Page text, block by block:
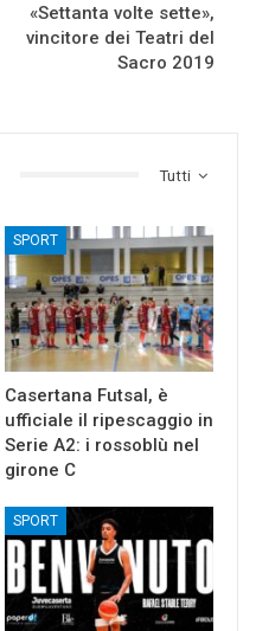
«Settanta volte sette»,
vincitore dei Teatri del
Sacro 2019
Tutti
SPORT
Casertana Futsal, è
ufficiale il ripescaggio in
Serie A2: i rossoblù nel
girone C
SPORT